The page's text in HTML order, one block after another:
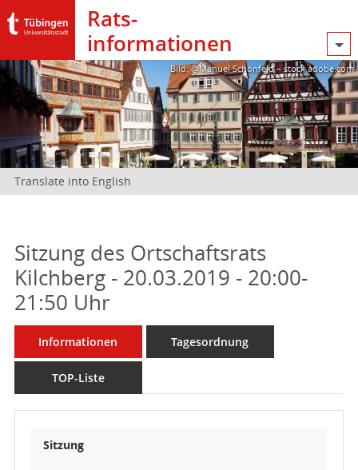
Rats­
informationen
Bild: @Manuel Schönfeld – stock.adobe.com
Translate into English
Sitzung des Ortschaftsrats
Kilchberg - 20.03.2019 - 20:00-
21:50 Uhr
Informationen Tagesordnung
TOP-Liste
Sitzung